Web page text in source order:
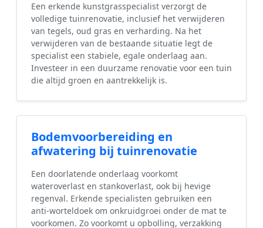
Een erkende kunstgrasspecialist verzorgt de
volledige tuinrenovatie, inclusief het verwijderen
van tegels, oud gras en verharding. Na het
verwijderen van de bestaande situatie legt de
specialist een stabiele, egale onderlaag aan.
Investeer in een duurzame renovatie voor een tuin
die altijd groen en aantrekkelijk is.
Bodemvoorbereiding en
afwatering bij tuinrenovatie
Een doorlatende onderlaag voorkomt
wateroverlast en stankoverlast, ook bij hevige
regenval. Erkende specialisten gebruiken een
anti-worteldoek om onkruidgroei onder de mat te
voorkomen. Zo voorkomt u opbolling, verzakking